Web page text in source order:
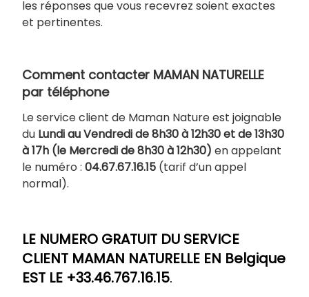
les réponses que vous recevrez soient exactes
et pertinentes.
Comment contacter MAMAN NATURELLE
par téléphone
Le service client de Maman Nature est joignable
du Lundi au Vendredi de 8h30 à 12h30 et de 13h30
à 17h (le Mercredi de 8h30 à 12h30) en appelant
le numéro : 04.67.67.16.15 (tarif d’un appel
normal).
LE NUMERO GRATUIT DU SERVICE
CLIENT MAMAN NATURELLE EN Belgique
EST LE +33.46.767.16.15.